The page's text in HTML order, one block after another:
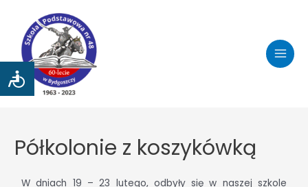
Półkolonie z koszykówką
W dniach 19 – 23 lutego, odbyły się w naszej szkole